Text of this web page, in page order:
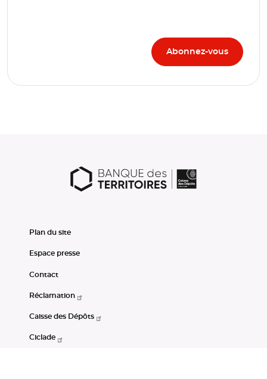
Plan du site
Espace presse
Contact
Réclamation
Caisse des Dépôts
Ciclade